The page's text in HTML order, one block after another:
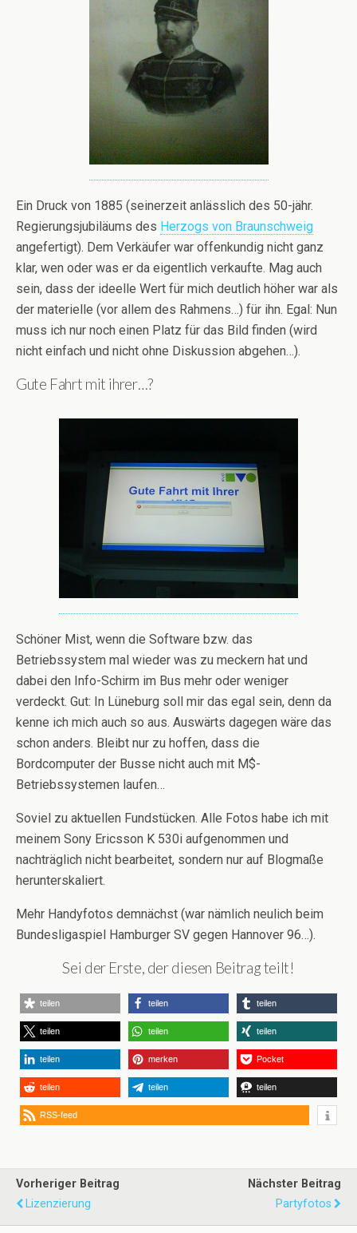
Ein Druck von 1885 (seinerzeit anlässlich des 50-jähr.
Regierungsjubiläums des Herzogs von Braunschweig
angefertigt). Dem Verkäufer war offenkundig nicht ganz
klar, wen oder was er da eigentlich verkaufte. Mag auch
sein, dass der ideelle Wert für mich deutlich höher war als
der materielle (vor allem des Rahmens…) für ihn. Egal: Nun
muss ich nur noch einen Platz für das Bild finden (wird
nicht einfach und nicht ohne Diskussion abgehen…).
Gute Fahrt mit ihrer…?
Schöner Mist, wenn die Software bzw. das
Betriebssystem mal wieder was zu meckern hat und
dabei den Info-Schirm im Bus mehr oder weniger
verdeckt. Gut: In Lüneburg soll mir das egal sein, denn da
kenne ich mich auch so aus. Auswärts dagegen wäre das
schon anders. Bleibt nur zu hoffen, dass die
Bordcomputer der Busse nicht auch mit M$-
Betriebssystemen laufen…
Soviel zu aktuellen Fundstücken. Alle Fotos habe ich mit
meinem Sony Ericsson K 530i aufgenommen und
nachträglich nicht bearbeitet, sondern nur auf Blogmaße
herunterskaliert.
Mehr Handyfotos demnächst (war nämlich neulich beim
Bundesligaspiel Hamburger SV gegen Hannover 96…).
Sei der Erste, der diesen Beitrag teilt!
teilen teilen teilen
teilen teilen teilen
teilen merken Pocket
teilen teilen teilen
RSS-feed
Vorheriger Beitrag
Lizenzierung
Nächster Beitrag
Partyfotos